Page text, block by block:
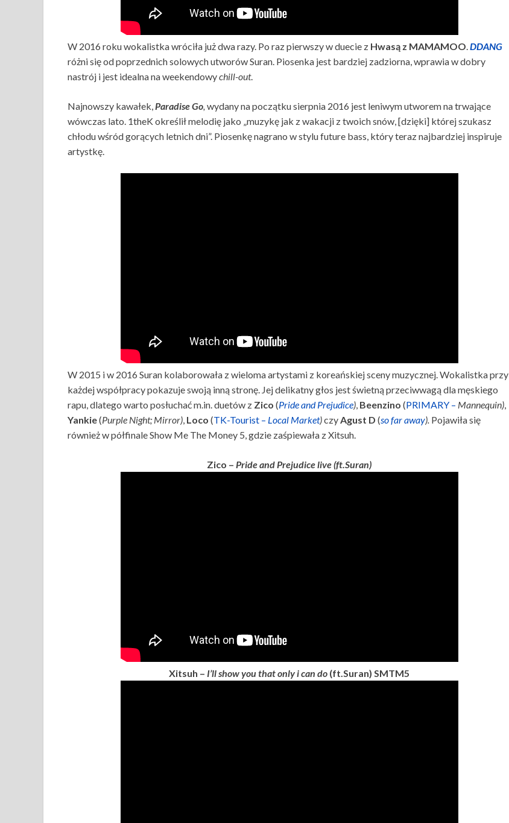
W 2016 roku wokalistka wróciła już dwa razy. Po raz pierwszy w duecie z Hwasą z MAMAMOO.DDANG
różni się od poprzednich solowych utworów Suran. Piosenka jest bardziej zadziorna, wprawia w dobry
nastrój i jest idealna na weekendowychill-out.
Najnowszy kawałek,Paradise Go, wydany na początku sierpnia 2016 jest leniwym utworem na trwające
wówczas lato. 1theK określił melodię jako „muzykę jak z wakacji z twoich snów, [dzięki] której szukasz
chłodu wśród gorących letnich dni”. Piosenkę nagrano w stylu future bass, który teraz najbardziej inspiruje
artystkę.
W 2015 i w 2016 Suran kolaborowała z wieloma artystami z koreańskiej sceny muzycznej. Wokalistka przy
każdej współpracy pokazuje swoją inną stronę. Jej delikatny głos jest świetną przeciwwagą dla męskiego
rapu, dlatego warto posłuchać m.in. duetów z Zico (Pride and Prejudice), Beenzino (PRIMARY – Mannequin),
Yankie(Purple Night; Mirror), Loco (TK-Tourist – Local Market)czyAgust D (so far away). Pojawiła się
również w półfinale Show Me The Money 5, gdzie zaśpiewała z Xitsuh.
Zico – Pride and Prejudice live (ft.Suran)
Xitsuh – I’ll show you that only i can do (ft.Suran) SMTM5